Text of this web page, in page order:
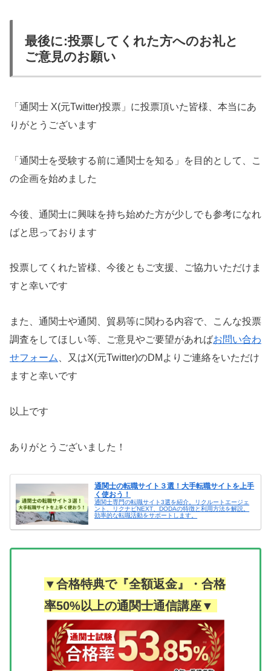
最後に:投票してくれた方へのお礼と
ご意見のお願い
「通関士 X(元Twitter)投票」に投票頂いた皆様、本当にあ
りがとうございます
「通関士を受験する前に通関士を知る」を目的として、こ
の企画を始めました
今後、通関士に興味を持ち始めた方が少しでも参考になれ
ばと思っております
投票してくれた皆様、今後ともご支援、ご協力いただけま
すと幸いです
また、通関士や通関、貿易等に関わる内容で、こんな投票
調査をしてほしい等、ご意見やご要望があればお問い合わ
せフォーム
、又はX(元Twitter)のDMよりご連絡をいただけ
ますと幸いです
以上です
ありがとうございました！
通関士の転職サイト３選！大手転職サイトを上手
く使おう！
通関士専門の転職サイト3選を紹介。リクルートエージェ
ント、リクナビNEXT、DODAの特徴と利用方法を解説。
効率的な転職活動をサポートします。
▼合格特典で『全額返金』・合格
率50%以上の通関士通信講座▼